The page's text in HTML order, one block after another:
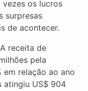
vezes os lucros
surpresas
de acontecer.
receita de
pela
em relação ao ano
atingiu US$ 904